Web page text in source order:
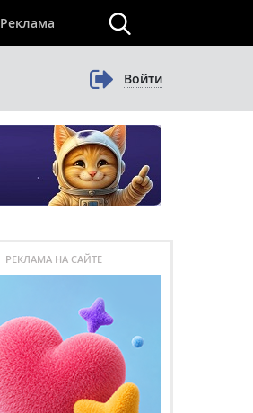
Реклама
Войти
РЕКЛАМА НА САЙТЕ